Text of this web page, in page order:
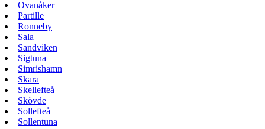
Ovanåker
Partille
Ronneby
Sala
Sandviken
Sigtuna
Simrishamn
Skara
Skellefteå
Skövde
Sollefteå
Sollentuna